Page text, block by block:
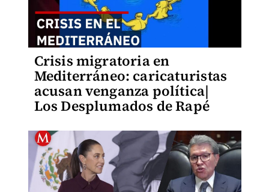
Crisis migratoria en
Mediterráneo: caricaturistas
acusan venganza política|
Los Desplumados de Rapé